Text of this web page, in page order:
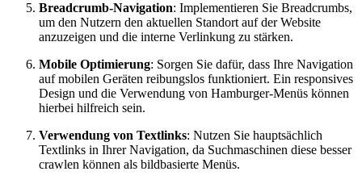
Breadcrumb-Navigation: Implementieren Sie Breadcrumbs,
um den Nutzern den aktuellen Standort auf der Website
anzuzeigen und die interne Verlinkung zu stärken.
Mobile Optimierung: Sorgen Sie dafür, dass Ihre Navigation
auf mobilen Geräten reibungslos funktioniert. Ein responsives
Design und die Verwendung von Hamburger-Menüs können
hierbei hilfreich sein.
Verwendung von Textlinks: Nutzen Sie hauptsächlich
Textlinks in Ihrer Navigation, da Suchmaschinen diese besser
crawlen können als bildbasierte Menüs.